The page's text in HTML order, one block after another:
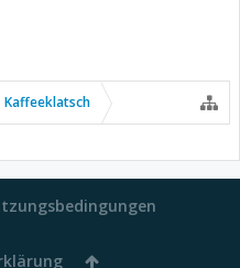
Kaffeeklatsch